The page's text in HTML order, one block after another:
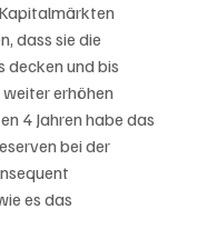
dass sie die
decken und bis
erhöhen
4 Jahren habe das
bei der
es das